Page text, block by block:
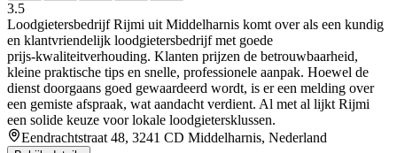
3.5
Loodgietersbedrijf Rijmi uit Middelharnis komt over als een kundig
en klantvriendelijk loodgietersbedrijf met goede
prijs‑kwaliteitverhouding. Klanten prijzen de betrouwbaarheid,
kleine praktische tips en snelle, professionele aanpak. Hoewel de
dienst doorgaans goed gewaardeerd wordt, is er een melding over
een gemiste afspraak, wat aandacht verdient. Al met al lijkt Rijmi
een solide keuze voor lokale loodgietersklussen.
Eendrachtstraat 48, 3241 CD Middelharnis, Nederland